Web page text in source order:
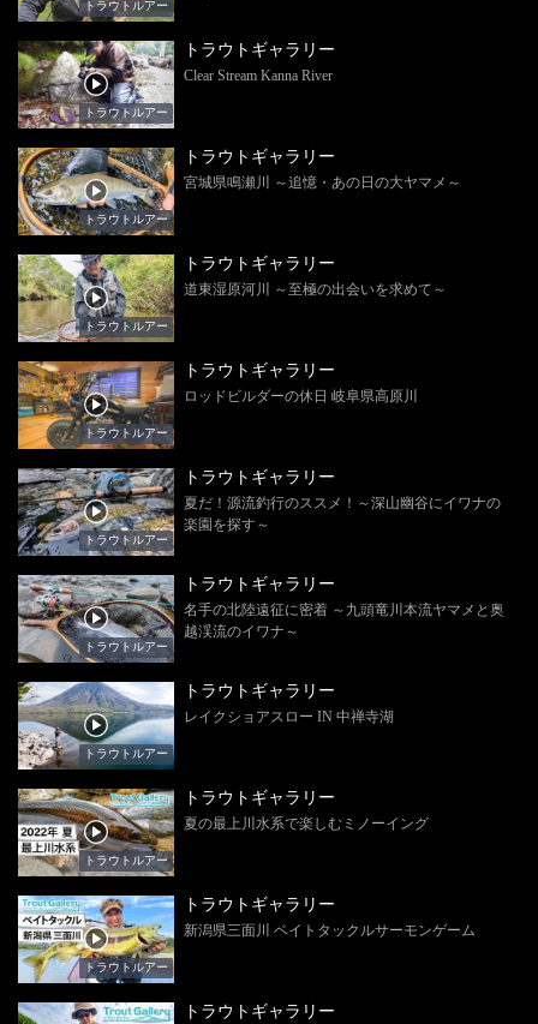
トラウトルアー
トラウトルアー
トラウトギャラリー
Clear Stream Kanna River
トラウトルアー
トラウトギャラリー
宮城県鳴瀬川 ～追憶・あの日の大ヤマメ～
トラウトルアー
トラウトギャラリー
道東湿原河川 ～至極の出会いを求めて～
トラウトルアー
トラウトギャラリー
ロッドビルダーの休日 岐阜県高原川
トラウトルアー
トラウトギャラリー
夏だ！源流釣行のススメ！～深山幽谷にイワナの
楽園を探す～
トラウトルアー
トラウトギャラリー
名手の北陸遠征に密着 ～九頭竜川本流ヤマメと奥
越渓流のイワナ～
トラウトルアー
トラウトギャラリー
レイクショアスロー IN 中禅寺湖
トラウトルアー
トラウトギャラリー
夏の最上川水系で楽しむミノーイング
トラウトルアー
トラウトギャラリー
新潟県三面川 ベイトタックルサーモンゲーム
トラウトギャラリー